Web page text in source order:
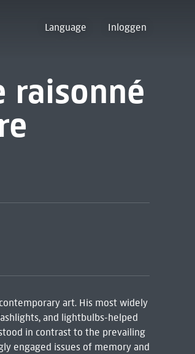
Language Inloggen
raisonné
art. His most widely
and lightbulbs-helped
in contrast to the prevailing
engaged issues of memory and